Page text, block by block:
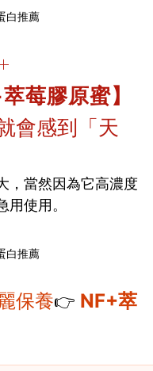
萃莓膠原蜜】
會感到「天
，當然因為它高濃度
使用。
保養👉 NF+萃